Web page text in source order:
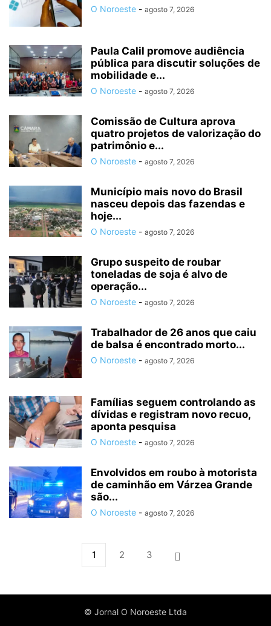
O Noroeste - agosto 7, 2026
Paula Calil promove audiência
pública para discutir soluções de
mobilidade e...
O Noroeste - agosto 7, 2026
Comissão de Cultura aprova
quatro projetos de valorização do
patrimônio e...
O Noroeste - agosto 7, 2026
Município mais novo do Brasil
nasceu depois das fazendas e
hoje...
O Noroeste - agosto 7, 2026
Grupo suspeito de roubar
toneladas de soja é alvo de
operação...
O Noroeste - agosto 7, 2026
Trabalhador de 26 anos que caiu
de balsa é encontrado morto...
O Noroeste - agosto 7, 2026
Famílias seguem controlando as
dívidas e registram novo recuo,
aponta pesquisa
O Noroeste - agosto 7, 2026
Envolvidos em roubo à motorista
de caminhão em Várzea Grande
são...
O Noroeste - agosto 7, 2026
1 2 3
© Jornal O Noroeste Ltda